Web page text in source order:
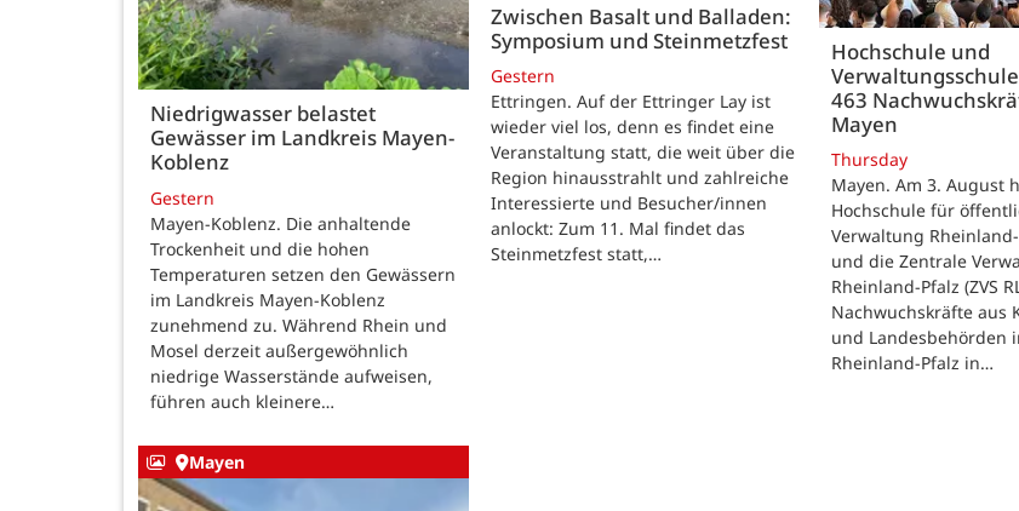
Niedrigwasser belastet
Gewässer im Landkreis Mayen-
Koblenz
Gestern
Mayen-Koblenz. Die anhaltende
Trockenheit und die hohen
Temperaturen setzen den Gewässern
im Landkreis Mayen-Koblenz
zunehmend zu. Während Rhein und
Mosel derzeit außergewöhnlich
niedrige Wasserstände aufweisen,
führen auch kleinere…
Zwischen Basalt und Balladen:
Symposium und Steinmetzfest
Gestern
Ettringen. Auf der Ettringer Lay ist
wieder viel los, denn es findet eine
Veranstaltung statt, die weit über die
Region hinausstrahlt und zahlreiche
Interessierte und Besucher/innen
anlockt: Zum 11. Mal findet das
Steinmetzfest statt,…
Hochschule und
463
Mayen
Thursday
Mayen. Am 3. August
Hochschule für
Verwaltung Rheinland-
und die Zentrale
Rheinland-Pfalz (ZVS
Nachwuchskräfte aus
und Landesbehörden
Rheinland-Pfalz in…
Mayen